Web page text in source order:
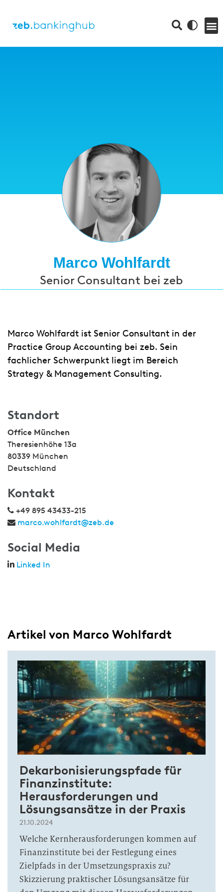
Marco Wohlfardt
Senior Consultant bei zeb
Marco Wohlfardt ist Senior Consultant in der
Practice Group Accounting bei zeb. Sein
fachlicher Schwerpunkt liegt im Bereich
Strategy & Management Consulting.
Standort
Office München
Theresienhöhe 13a
80339 München
Deutschland
Kontakt
+49 895 43433-215
marco.wohlfardt@zeb.de
Social Media
Linked In
Artikel von Marco Wohlfardt
Dekarbonisierungspfade für
Finanzinstitute:
Herausforderungen und
Lösungsansätze in der Praxis
21.10.2024
Welche Kernherausforderungen kommen auf
Finanzinstitute bei der Festlegung eines
Zielpfads in der Umsetzungspraxis zu?
Skizzierung praktischer Lösungsansätze für